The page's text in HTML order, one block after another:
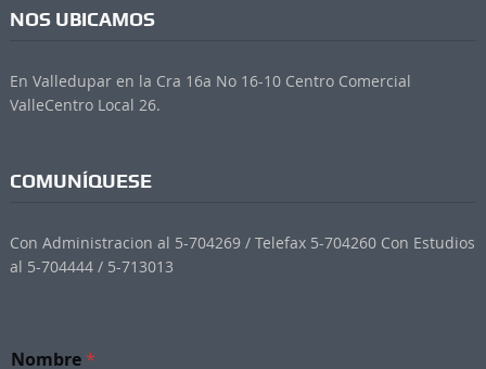
NOS UBICAMOS
En Valledupar en la Cra 16a No 16-10 Centro Comercial
ValleCentro Local 26.
COMUNÍQUESE
Con Administracion al 5-704269 / Telefax 5-704260 Con Estudios
al 5-704444 / 5-713013
o
Nombre*